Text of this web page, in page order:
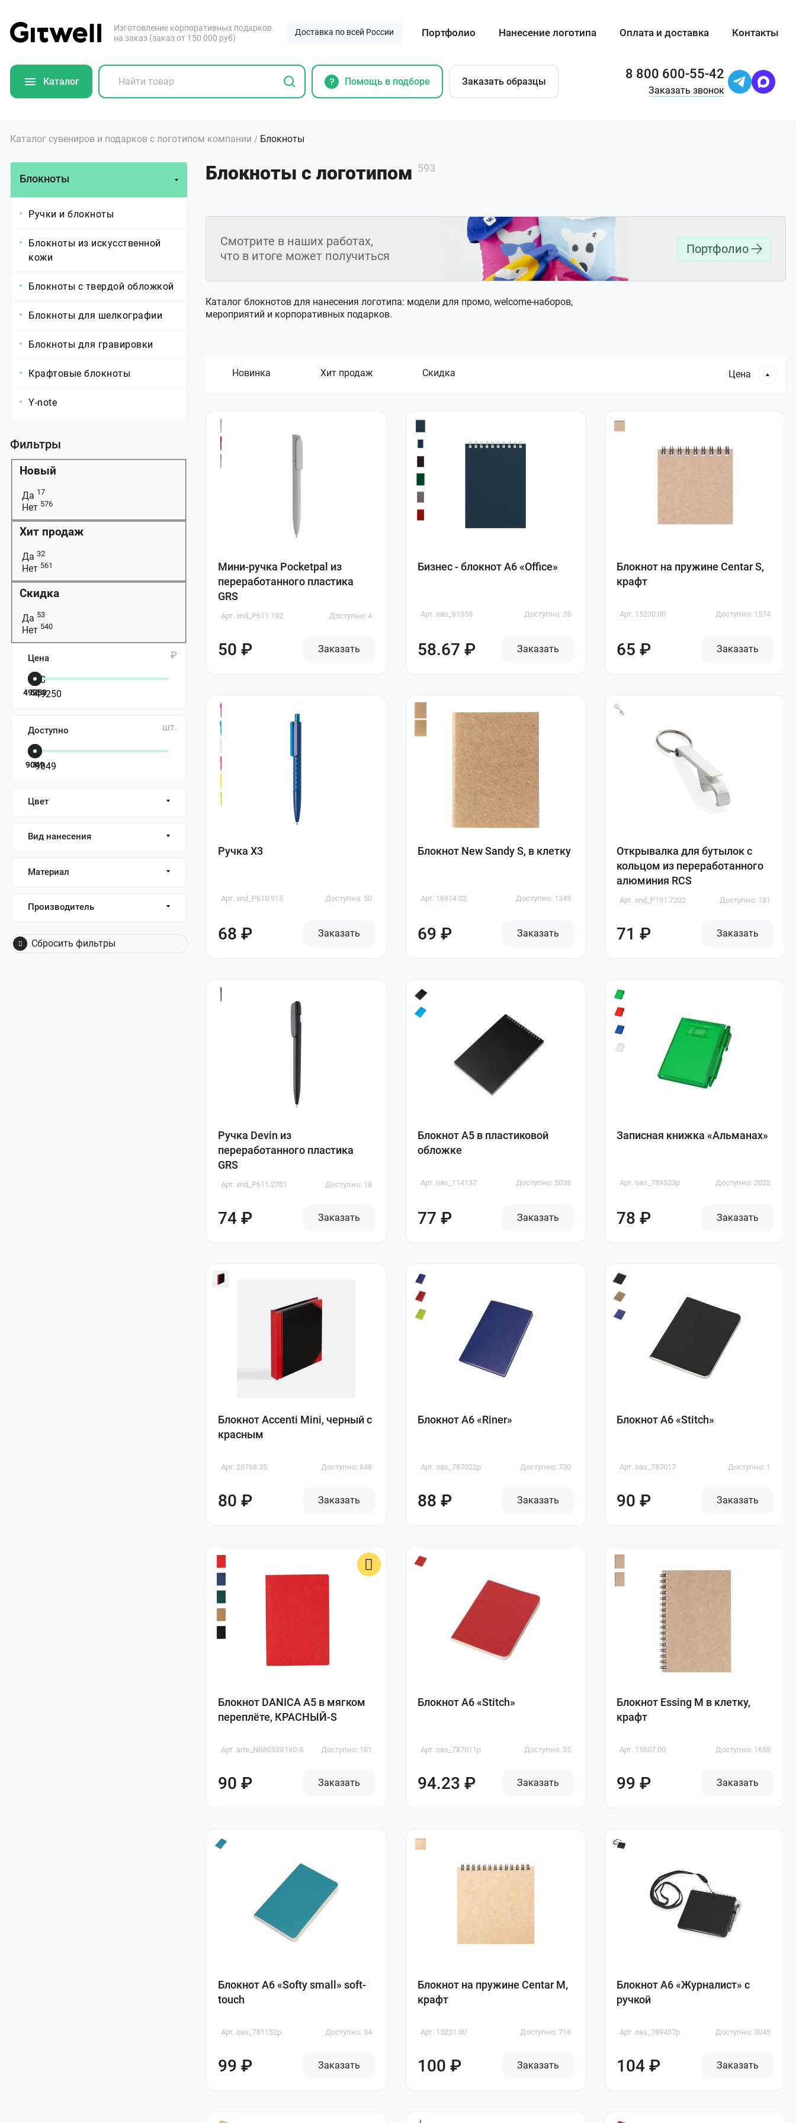
Изготовление корпоративных подарков
на заказ (заказ от 150 000 руб)
Доставка по всей России Портфолио Нанесение логотипа Оплата и доставка Контакты
Каталог Помощь в подборе Заказать образцы 8 800 600-55-42
Заказать звонок
Каталог сувениров и подарков с логотипом компании / Блокноты
Блокноты
Ручки и блокноты
Блокноты из искусственной
кожи
Блокноты с твердой обложкой
Блокноты для шелкографии
Блокноты для гравировки
Крафтовые блокноты
Y-note
Фильтры
Новый
Да 17
Нет 576
Хит продаж
Да 32
Нет 561
Скидка
Да 53
Нет 540
Цена ₽
50
49250
Доступно шт.
1
9049
Цвет
Вид нанесения
Материал
Производитель
Сбросить фильтры
Блокноты с логотипом 593
Смотрите в наших работах,
что в итоге может получиться
Портфолио
Каталог блокнотов для нанесения логотипа: модели для промо, welcome-наборов,
мероприятий и корпоративных подарков.
Новинка Хит продаж Скидка Цена
Мини-ручка Pocketpal из
переработанного пластика
GRS
Арт. xnd_P611.192 Доступно: 4
50 ₽ Заказать
Бизнес - блокнот А6 «Office»
Арт. oas_61358 Доступно: 35
58.67 ₽ Заказать
Блокнот на пружине Centar S,
крафт
Арт. 15230.00 Доступно: 1574
65 ₽ Заказать
Ручка X3
Арт. xnd_P610.915 Доступно: 50
68 ₽ Заказать
Блокнот New Sandy S, в клетку
Арт. 16914.02 Доступно: 1343
69 ₽ Заказать
Открывалка для бутылок с
кольцом из переработанного
алюминия RCS
Арт. xnd_P191.7202 Доступно: 181
71 ₽ Заказать
Ручка Devin из
переработанного пластика
GRS
Арт. xnd_P611.2701 Доступно: 18
74 ₽ Заказать
Блокнот А5 в пластиковой
обложке
Арт. oas_114137 Доступно: 5038
77 ₽ Заказать
Записная книжка «Альманах»
Арт. oas_789523p Доступно: 2022
78 ₽ Заказать
Блокнот Accenti Mini, черный с
красным
Арт. 20768.35 Доступно: 848
80 ₽ Заказать
Блокнот А6 «Riner»
Арт. oas_787022p Доступно: 730
88 ₽ Заказать
Блокнот A6 «Stitch»
Арт. oas_787017 Доступно: 1
90 ₽ Заказать
Блокнот DANICA A5 в мягком
переплёте, КРАСНЫЙ-S
Арт. arte_NB8053S160-S Доступно: 181
90 ₽ Заказать
Блокнот A6 «Stitch»
Арт. oas_787011p Доступно: 35
94.23 ₽ Заказать
Блокнот Essing M в клетку,
крафт
Арт. 15607.00 Доступно: 1658
99 ₽ Заказать
Блокнот А6 «Softy small» soft-
touch
Арт. oas_781152p Доступно: 34
99 ₽ Заказать
Блокнот на пружине Centar M,
крафт
Арт. 15231.00 Доступно: 716
100 ₽ Заказать
Блокнот А6 «Журналист» с
ручкой
Арт. oas_789407p Доступно: 3045
104 ₽ Заказать